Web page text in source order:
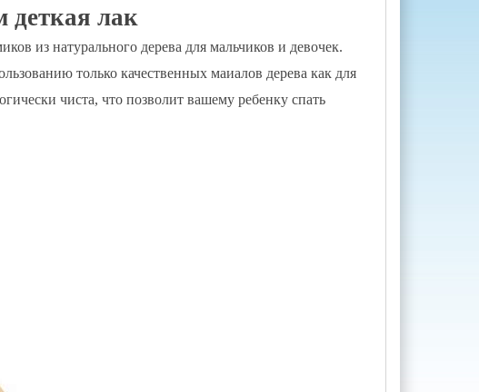
деткая лак
из натурального дерева для мальчиков и девочек.
только качественных маиалов дерева как для
чиста, что позволит вашему ребенку спать